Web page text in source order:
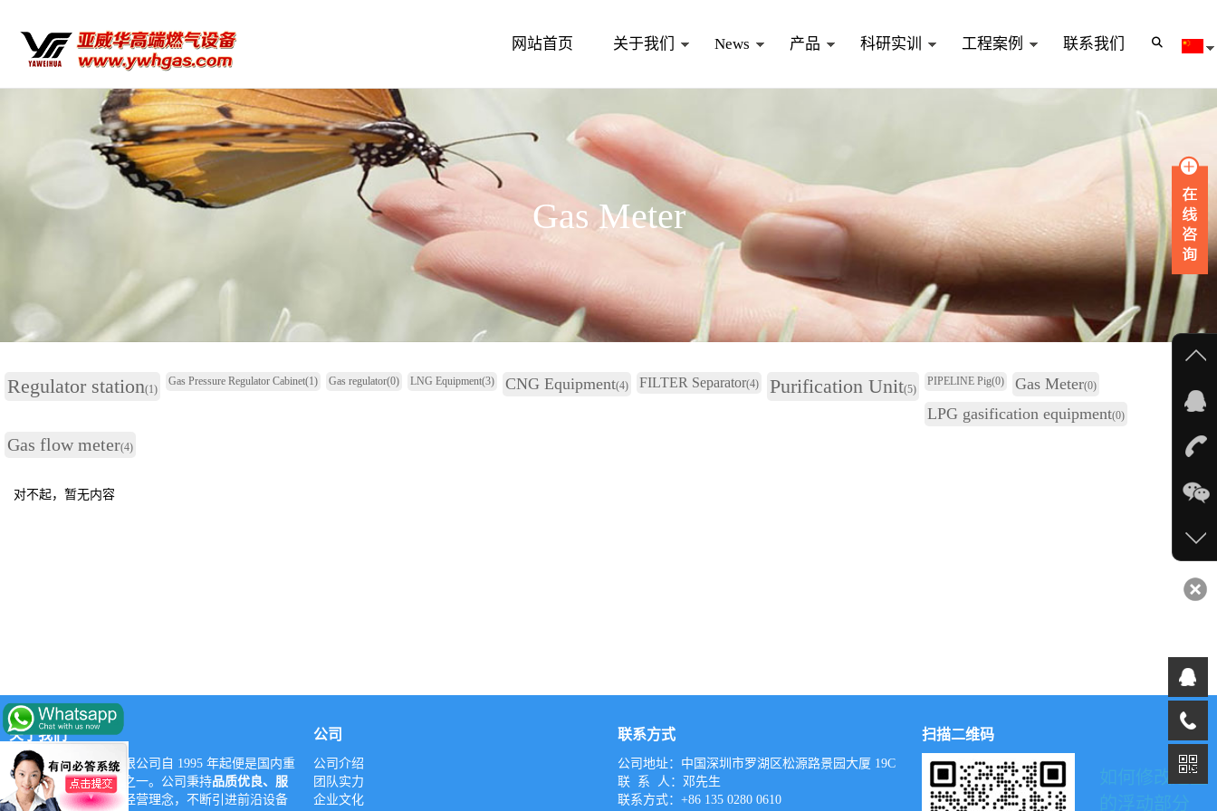
网站首页 关于我们 News 产品 科研实训 工程案例 联系我们
Gas Meter
Regulator station(1)
Gas Pressure Regulator Cabinet(1) Gas regulator(0) LNG Equipment(3) CNG Equipment(4) FILTER Separator(4) Purification Unit(5)
PIPELINE Pig(0) Gas Meter(0)
LPG gasification equipment(0)
Gas flow meter(4)
对不起，暂无内容
关于我们
深圳市亚威华实业有限公司自 1995 年起便是国内重
要的燃气设备供应商之一。公司秉持品质优良、服
务至上、诚信立业的经营理念，不断引进前沿设备
公司
公司介绍
团队实力
企业文化
联系方式
公司地址：中国深圳市罗湖区松源路景园大厦 19C
联 系 人：邓先生
联系方式：+86 135 0280 0610
扫描二维码
如何修改这里